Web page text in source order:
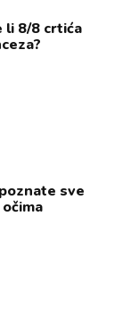
li 8/8 crtića
sve